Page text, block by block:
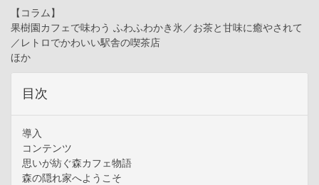
【コラム】
果樹園カフェで味わう ふわふわかき氷／お茶と甘味に癒やされて
／レトロでかわいい駅舎の喫茶店
ほか
目次
導入
コンテンツ
思いが紡ぐ森カフェ物語
森の隠れ家へようこそ